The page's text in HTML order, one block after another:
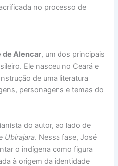
no processo de
de Alencar, um dos principais
Ele nasceu no Ceará e
de uma literatura
personagens e temas do
do autor, ao lado de
Ubirajara. Nessa fase, José
o indígena como figura
à origem da identidade